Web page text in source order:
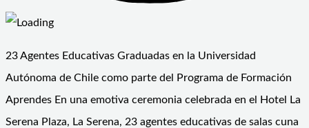
23 Agentes Educativas Graduadas en la Universidad
Autónoma de Chile como parte del Programa de Formación
Aprendes En una emotiva ceremonia celebrada en el Hotel La
Serena Plaza, La Serena, 23 agentes educativas de salas cuna